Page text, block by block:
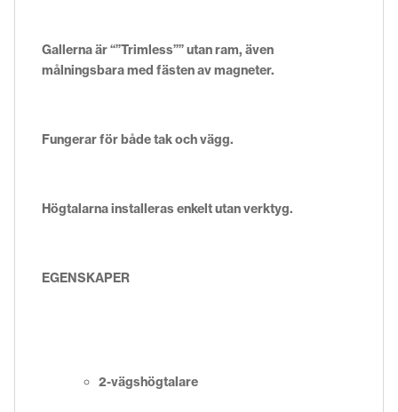
Gallerna är “”Trimless”” utan ram, även
målningsbara med fästen av magneter.
Fungerar för både tak och vägg.
Högtalarna installeras enkelt utan verktyg.
EGENSKAPER
2-vägshögtalare